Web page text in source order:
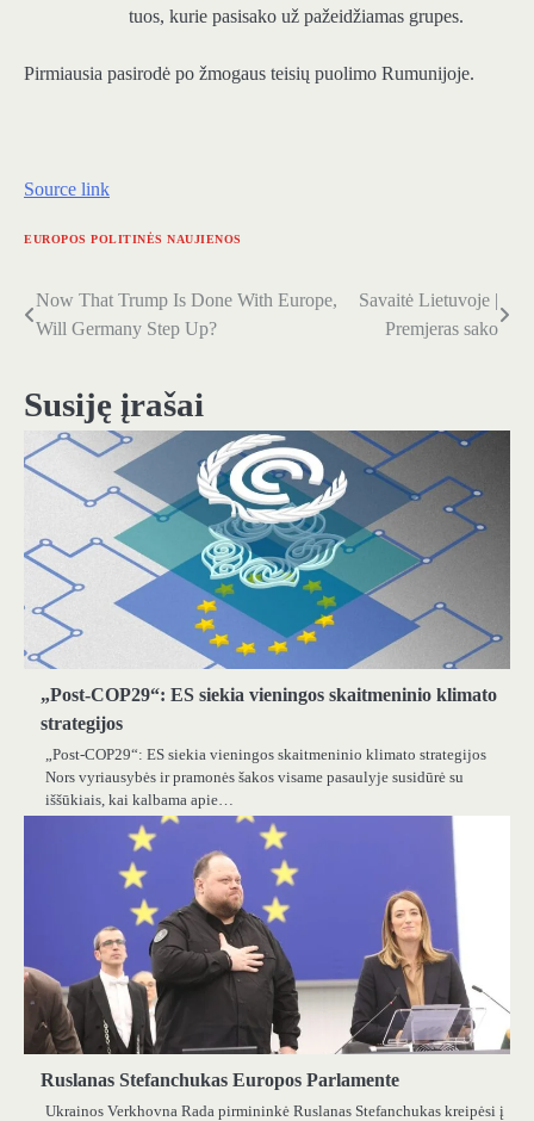
tuos, kurie pasisako už pažeidžiamas grupes.
Pirmiausia pasirodė po žmogaus teisių puolimo Rumunijoje.
Source link
EUROPOS POLITINĖS NAUJIENOS
Navigacija
įrašų
Now That Trump Is Done With Europe,
Will Germany Step Up?
Savaitė Lietuvoje |
Premjeras sako
Susiję įrašai
„Post-COP29“: ES siekia vieningos skaitmeninio klimato
strategijos
„Post-COP29“: ES siekia vieningos skaitmeninio klimato strategijos
Nors vyriausybės ir pramonės šakos visame pasaulyje susidūrė su
iššūkiais, kai kalbama apie…
Ruslanas Stefanchukas Europos Parlamente
Ukrainos Verkhovna Rada pirmininkė Ruslanas Stefanchukas kreipėsi į